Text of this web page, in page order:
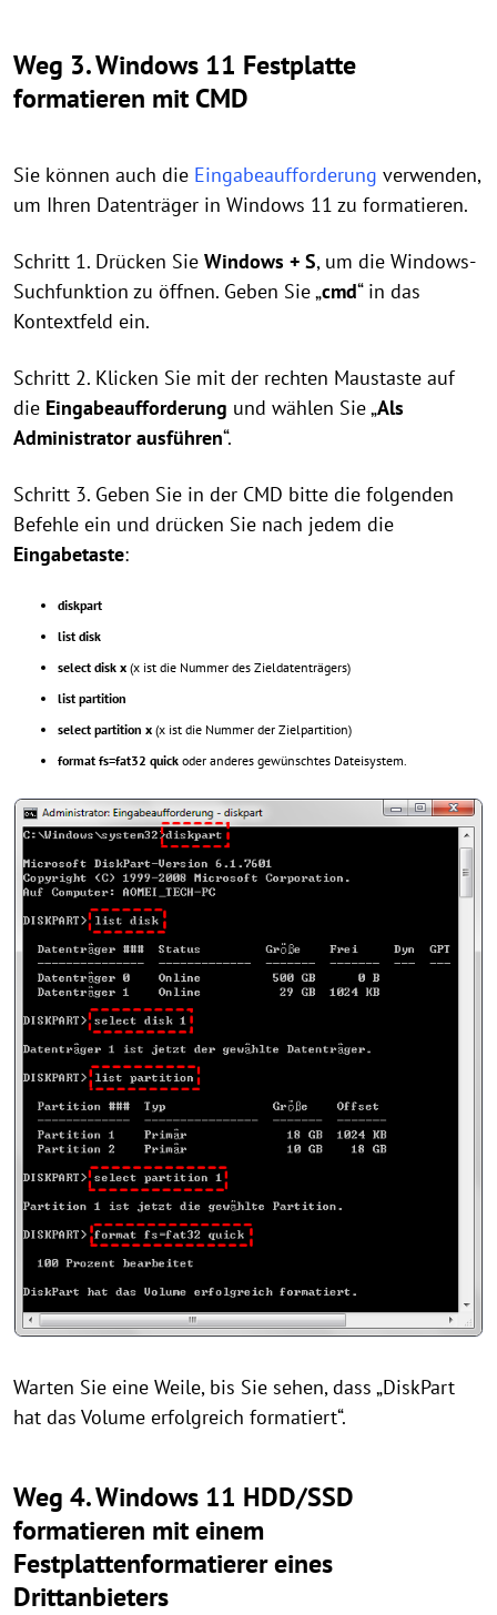
Weg 3. Windows 11 Festplatte
formatieren mit CMD
Sie können auch die Eingabeaufforderung verwenden,
um Ihren Datenträger in Windows 11 zu formatieren.
Schritt 1. Drücken Sie Windows + S, um die Windows-
Suchfunktion zu öffnen. Geben Sie „cmd“ in das
Kontextfeld ein.
Schritt 2. Klicken Sie mit der rechten Maustaste auf
die Eingabeaufforderung und wählen Sie „Als
Administrator ausführen“.
Schritt 3. Geben Sie in der CMD bitte die folgenden
Befehle ein und drücken Sie nach jedem die
Eingabetaste:
diskpart
list disk
select disk x (x ist die Nummer des Zieldatenträgers)
list partition
select partition x (x ist die Nummer der Zielpartition)
format fs=fat32 quick oder anderes gewünschtes Dateisystem.
Warten Sie eine Weile, bis Sie sehen, dass „DiskPart
hat das Volume erfolgreich formatiert“.
Weg 4. Windows 11 HDD/SSD
formatieren mit einem
Festplattenformatierer eines
Drittanbieters